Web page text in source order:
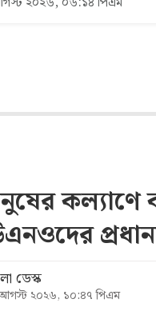
কল্যাণে
ডেস্ক
২০২৬, ১০:৪৭ পিএম